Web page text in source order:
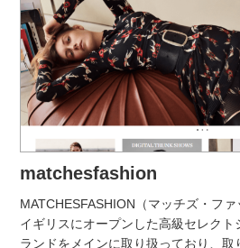
matchesfashion
MATCHESFASHION（マッチズ・フ
イギリスにオープンした高級セレク
ランドをメインに取り扱っており、